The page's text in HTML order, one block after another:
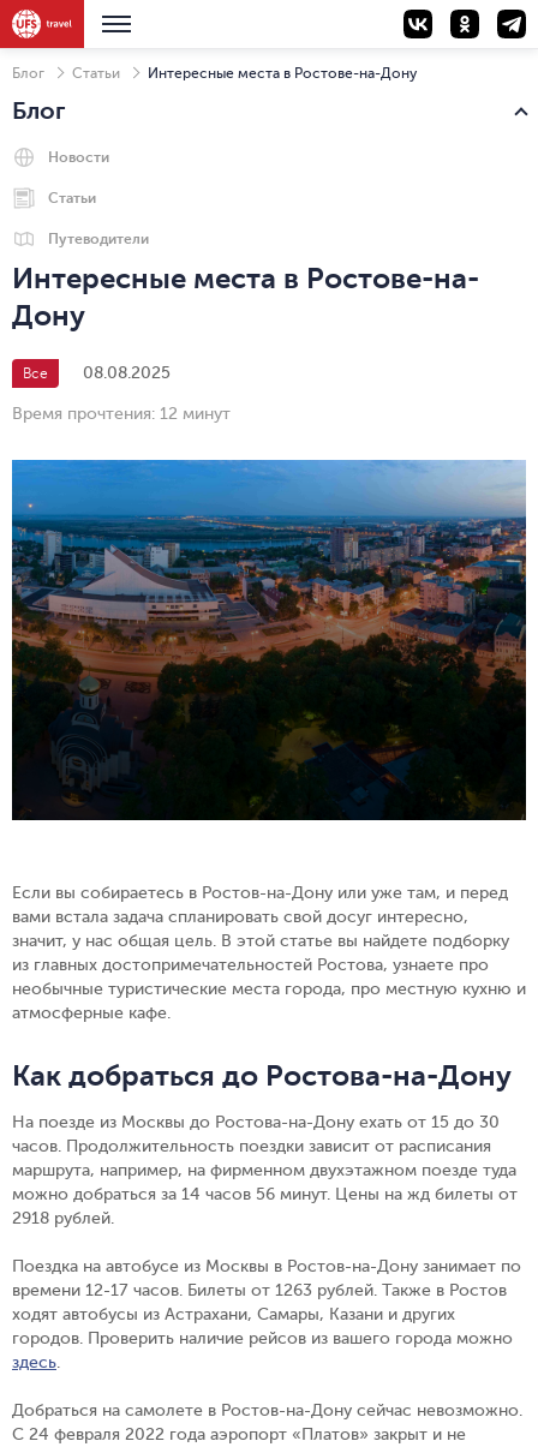
Блог Статьи Интересные места в Ростове-на-Дону
Блог
Новости
Статьи
Путеводители
Интересные места в Ростове-на-
Дону
Все 08.08.2025
Время прочтения: 12 минут
Если вы собираетесь в Ростов-на-Дону или уже там, и перед
вами встала задача спланировать свой досуг интересно,
значит, у нас общая цель. В этой статье вы найдете подборку
из главных достопримечательностей Ростова, узнаете про
необычные туристические места города, про местную кухню и
атмосферные кафе.
Как добраться до Ростова-на-Дону
На поезде из Москвы до Ростова-на-Дону ехать от 15 до 30
часов. Продолжительность поездки зависит от расписания
маршрута, например, на фирменном двухэтажном поезде туда
можно добраться за 14 часов 56 минут. Цены на жд билеты от
2918 рублей.
Поездка на автобусе из Москвы в Ростов-на-Дону занимает по
времени 12-17 часов. Билеты от 1263 рублей. Также в Ростов
ходят автобусы из Астрахани, Самары, Казани и других
городов. Проверить наличие рейсов из вашего города можно
здесь
Добраться на самолете в Ростов-на-Дону сейчас невозможно.
С 24 февраля 2022 года аэропорт «Платов» закрыт и не